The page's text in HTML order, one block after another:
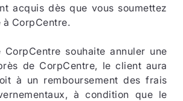
acquis dès que vous soumettez
à CorpCentre.
souhaite annuler une
de CorpCentre, le client aura
à un remboursement des frais
à condition que le